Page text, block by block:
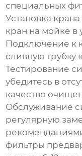
специальных
Установка
кран на мойке в
Подключение к
сливную трубку
Тестирование
убедитесь в
качество
Обслуживание
регулярную
фильтры